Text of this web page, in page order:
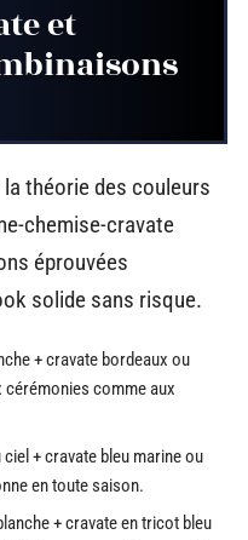
et
la théorie des couleurs
chemise-cravate
éprouvées
solide sans risque.
+ cravate bordeaux ou
cérémonies comme aux
+ cravate bleu marine ou
en toute saison.
+ cravate en tricot bleu